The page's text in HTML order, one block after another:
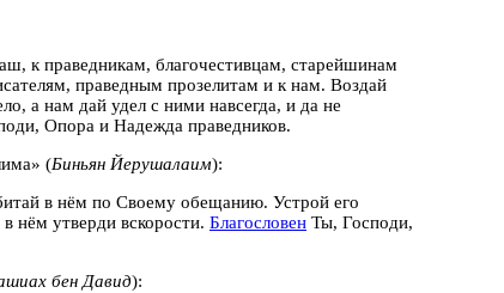
к праведникам, благочестивцам, старейшинам
праведным прозелитам и к нам. Воздай
а нам дай удел с ними навсегда, и да не
Опора и Надежда праведников.
(Биньян Йерушалаим):
в нём по Своему обещанию. Устрой его
нём утверди вскорости. Благословен Ты, Господи,
бен Давид):